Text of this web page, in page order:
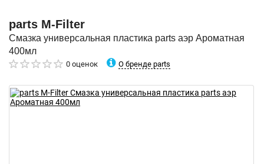
parts M-Filter
Смазка универсальная пластика parts аэр Ароматная
400мл
0 оценок О бренде parts